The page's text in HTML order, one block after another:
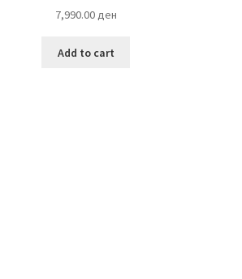
7,990.00ден
Add to cart